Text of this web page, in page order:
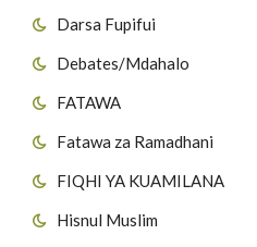
Darsa Fupifui
Debates/Mdahalo
FATAWA
Fatawa za Ramadhani
FIQHI YA KUAMILANA
Hisnul Muslim